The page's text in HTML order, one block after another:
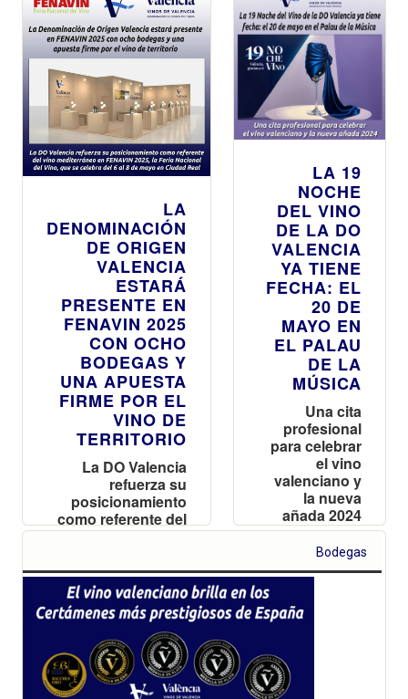
LA
DENOMINACIÓN
DE ORIGEN
VALENCIA
ESTARÁ
PRESENTE EN
FENAVIN 2025
CON OCHO
BODEGAS Y
UNA APUESTA
FIRME POR EL
VINO DE
TERRITORIO
La DO Valencia
refuerza su
posicionamiento
como referente del
vino mediterráneo
la Feria Nacional
del Vino, que se
celebra del 6 al 8
de mayo en
Ciudad Real
LA 19
NOCHE
DEL VINO
DE LA DO
VALENCIA
YA TIENE
FECHA: EL
20 DE
MAYO EN
EL PALAU
DE LA
MÚSICA
Una cita
profesional
para celebrar
el vino
valenciano y
la nueva
añada 2024
Bodegas